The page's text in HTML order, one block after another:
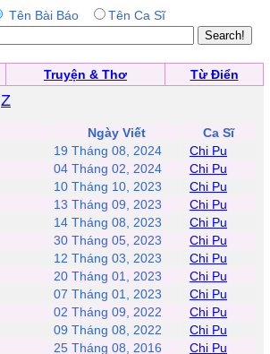
Tên Bài Báo Tên Ca Sĩ
Truyện & Thơ
Từ Điển
Z
Ngày Viết
Ca Sĩ
19 Tháng 08, 2024
Chi Pu
04 Tháng 02, 2024
Chi Pu
10 Tháng 10, 2023
Chi Pu
13 Tháng 09, 2023
Chi Pu
14 Tháng 08, 2023
Chi Pu
30 Tháng 05, 2023
Chi Pu
12 Tháng 03, 2023
Chi Pu
20 Tháng 01, 2023
Chi Pu
07 Tháng 01, 2023
Chi Pu
02 Tháng 09, 2022
Chi Pu
09 Tháng 08, 2022
Chi Pu
25 Tháng 08, 2016 Chi Pu